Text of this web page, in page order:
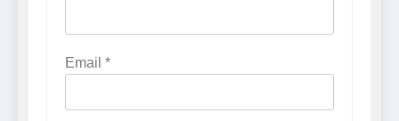
Email *